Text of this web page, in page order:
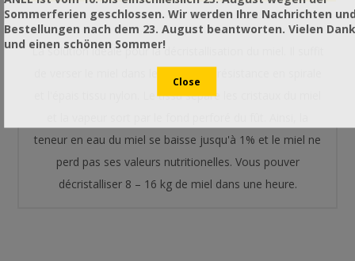
La solution idéale pour la décristallisation du miel. Il suffit
et l'épais tissu nylon. Le tissu sépare les cristaux du miel
teneur en eau du miel se baisse jusqu'à 1% et le miel ne
perd pas ses valeurs nutritionelles. Vous pouver
décristalliser 8 – 16 kg de miel dans une heure.
Sommerferien geschlossen. Wir werden Ihre Nachrichten
Bestellungen nach dem 23. August beantworten. Vielen Dank
und einen schönen Sommer!